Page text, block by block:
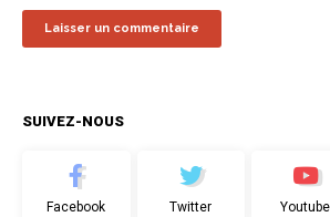
SUIVEZ-NOUS
Facebook Twitter Youtube